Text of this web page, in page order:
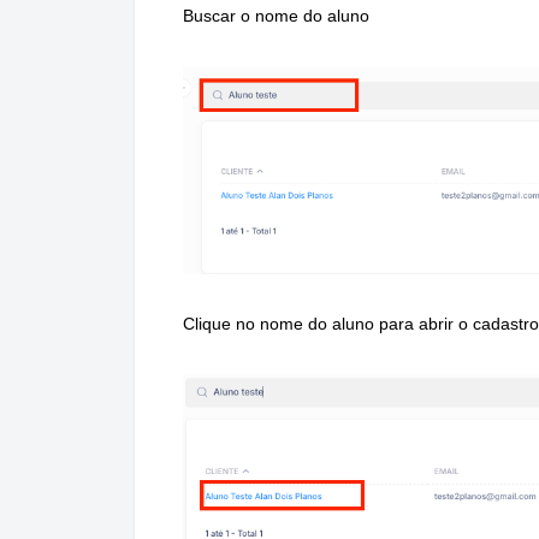
Buscar o nome do aluno
Clique no nome do aluno para abrir o